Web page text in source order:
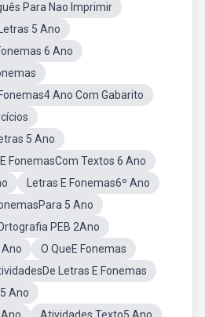
Para Nao Imprimir
5 Ano
6 Ano
Ano Com Gabarito
5 Ano
FonemasCom Textos 6 Ano
Letras E Fonemas6º Ano
5 Ano
PEB 2Ano
O QueE Fonemas
Letras E Fonemas
Ano